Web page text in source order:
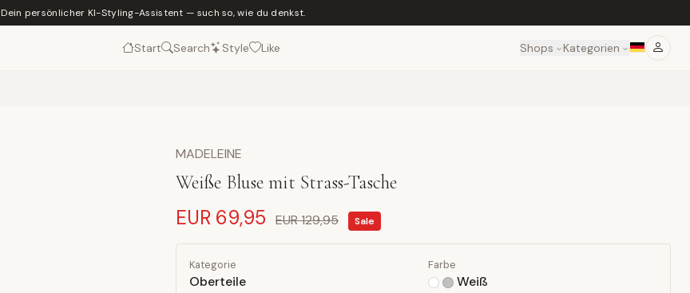
Dein persönlicher KI-Styling-Assistent — such so, wie du denkst.
Start Search Style Like Shops Kategorien
MADELEINE
Weiße Bluse mit Strass-Tasche
EUR 69,95 EUR 129,95 Sale
Kategorie
Oberteile
Farbe
Weiß